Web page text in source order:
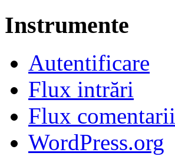
Instrumente
Autentificare
Flux intrări
Flux comentarii
WordPress.org